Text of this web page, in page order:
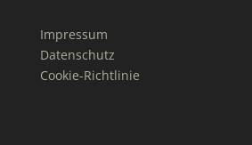
Impressum
Datenschutz
Cookie-Richtlinie